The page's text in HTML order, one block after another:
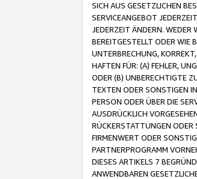
SICH AUS GESETZLICHEN
SERVICEANGEBOT
JEDERZEIT ÄNDERN. WEDER
BEREITGESTELLT ODER WIE
UNTERBRECHUNG,
HAFTEN FÜR: (A) FEHLER,
ODER (B) UNBERECHTIGTE
TEXTEN ODER SONSTIGEN
PERSON ODER ÜBER DIE
AUSDRÜCKLICH
RÜCKERSTATTUNGEN ODER
FIRMENWERT ODER
PARTNERPROGRAMM
DIESES ARTIKELS 7
ANWENDBAREN